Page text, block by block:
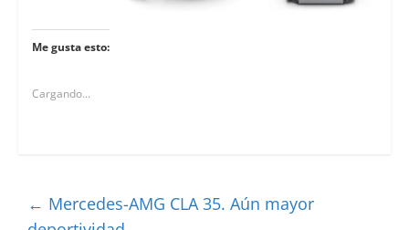
Me gusta esto:
Cargando...
← Mercedes-AMG CLA 35. Aún mayor